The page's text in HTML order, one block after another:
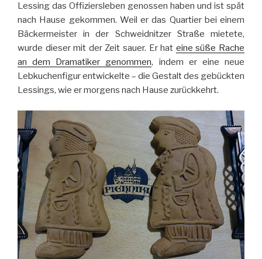
Lessing das Offiziersleben genossen haben und ist spät
nach Hause gekommen. Weil er das Quartier bei einem
Bäckermeister in der Schweidnitzer Straße mietete,
wurde dieser mit der Zeit sauer. Er hat eine süße Rache
an dem Dramatiker genommen, indem er eine neue
Lebkuchenfigur entwickelte – die Gestalt des gebückten
Lessings, wie er morgens nach Hause zurückkehrt.